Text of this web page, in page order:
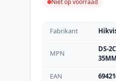
Niet op voorraad
Fabrikant
MPN
DS-
EAN